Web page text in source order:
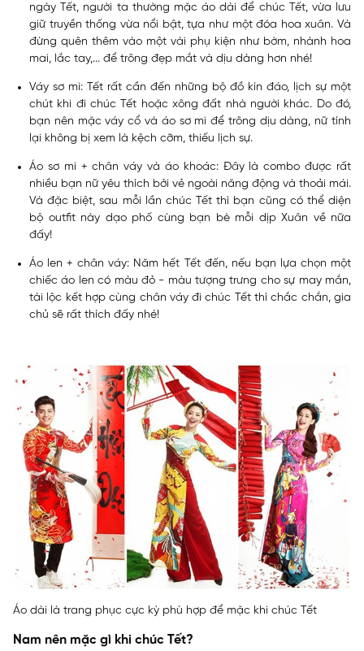
ngày Tết, người ta thường mặc áo dài để chúc Tết, vừa lưu
giữ truyền thống vừa nổi bật, tựa như một đóa hoa xuân. Và
đừng quên thêm vào một vài phụ kiện như bờm, nhành hoa
mai, lắc tay,... để trông đẹp mắt và dịu dàng hơn nhé!
Váy sơ mi: Tết rất cần đến những bộ đồ kín đáo, lịch sự một
chút khi đi chúc Tết hoặc xông đất nhà người khác. Do đó,
bạn nên mặc váy cổ và áo sơ mi để trông dịu dàng, nữ tính
lại không bị xem là kệch cỡm, thiếu lịch sự.
Áo sơ mi + chân váy và áo khoác: Đây là combo được rất
nhiều bạn nữ yêu thích bởi vẻ ngoài năng động và thoải mái.
Và đặc biệt, sau mỗi lần chúc Tết thì bạn cũng có thể diện
bộ outfit này dạo phố cùng bạn bè mỗi dịp Xuân về nữa
đấy!
Áo len + chân váy: Năm hết Tết đến, nếu bạn lựa chọn một
chiếc áo len có màu đỏ - màu tượng trưng cho sự may mắn,
tài lộc kết hợp cùng chân váy đi chúc Tết thì chắc chắn, gia
chủ sẽ rất thích đấy nhé!
Áo dài là trang phục cực kỳ phù hợp để mặc khi chúc Tết
Nam nên mặc gì khi chúc Tết?